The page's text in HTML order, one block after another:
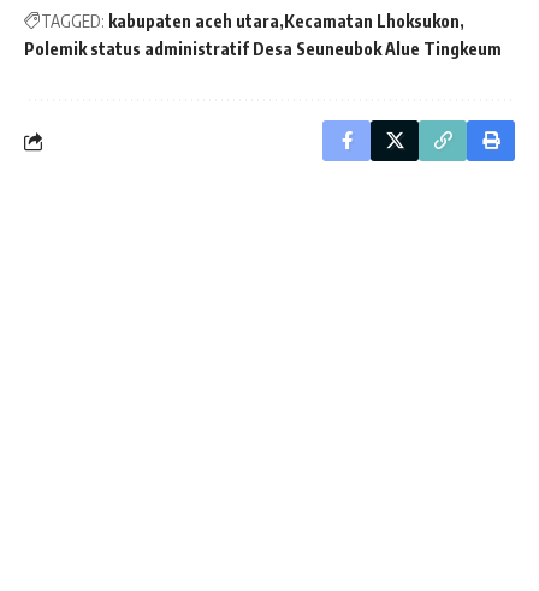
TAGGED: kabupaten aceh utara Kecamatan Lhoksukon
Polemik status administratif Desa Seuneubok Alue Tingkeum